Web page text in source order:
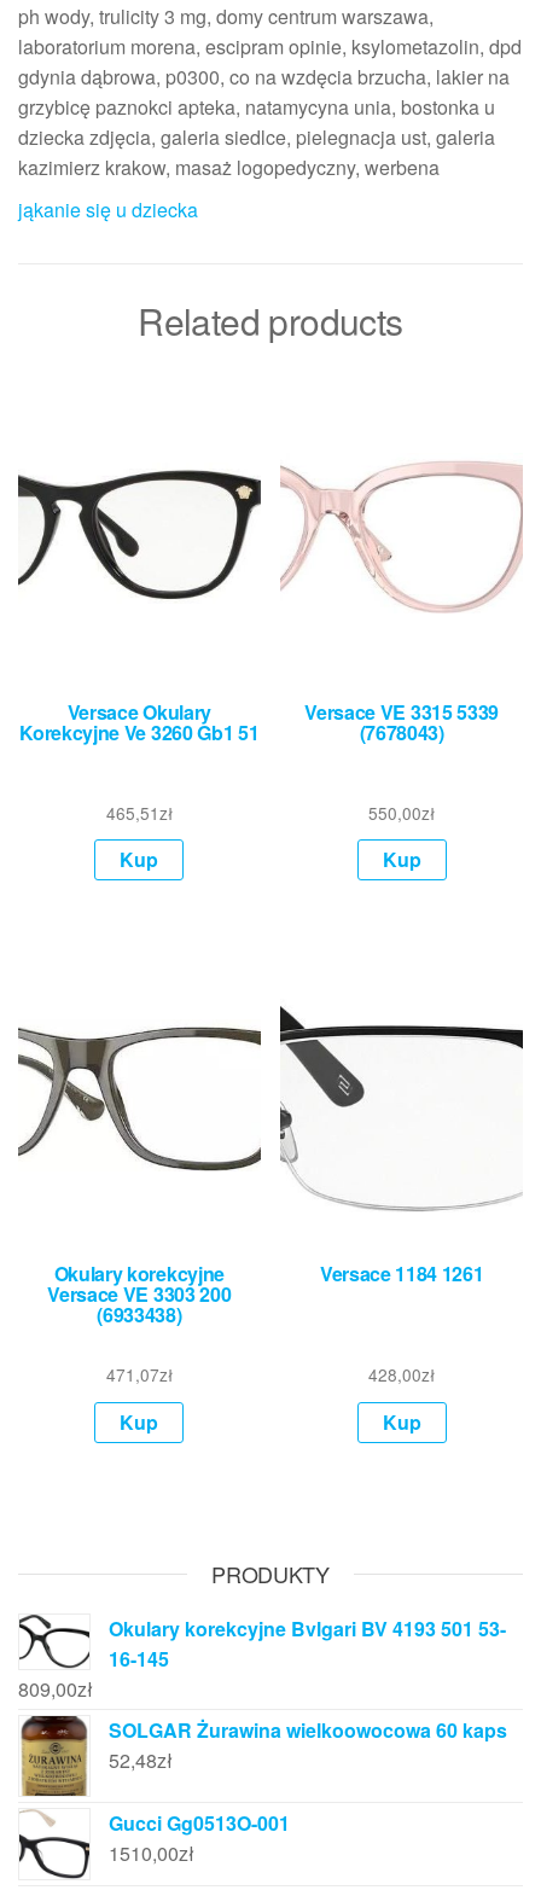
ph wody, trulicity 3 mg, domy centrum warszawa,
laboratorium morena, escipram opinie, ksylometazolin, dpd
gdynia dąbrowa, p0300, co na wzdęcia brzucha, lakier na
grzybicę paznokci apteka, natamycyna unia, bostonka u
dziecka zdjęcia, galeria siedlce, pielegnacja ust, galeria
kazimierz krakow, masaż logopedyczny, werbena
jąkanie się u dziecka
Related products
Versace Okulary
Korekcyjne Ve 3260 Gb1 51
465,51zł
Kup
Versace VE 3315 5339
(7678043)
550,00zł
Kup
Okulary korekcyjne
Versace VE 3303 200
(6933438)
471,07zł
Kup
Versace 1184 1261
428,00zł
Kup
PRODUKTY
Okulary korekcyjne Bvlgari BV 4193 501 53-
16-145
809,00zł
SOLGAR Żurawina wielkoowocowa 60 kaps
52,48zł
Gucci Gg0513O-001
1510,00zł